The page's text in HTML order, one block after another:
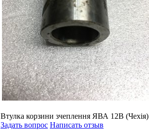
Втулка корзини зчеплення ЯВА 12В (Чехія)
Задать вопрос Написать отзыв